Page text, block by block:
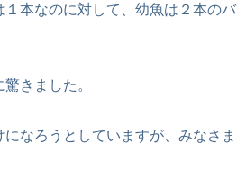
本なのに対して、幼魚は２本のバ
きました。
なろうとしていますが、みなさま